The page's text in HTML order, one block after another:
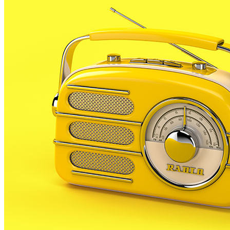
A banda, i coincidint amb l’època de rebaixes,
de turisme de Malgrat, Ester Gil, explica com serà la
Aquesta fira, que arriba a la seva 8a edició, es fa
Malgrat estrenarà una nova fira al maig a l’av. dels
La fira de demà s’estendrà pels carrers de Mar, del
A partir d’ara no et perdis res. Rep
SUBSCRIURE’M